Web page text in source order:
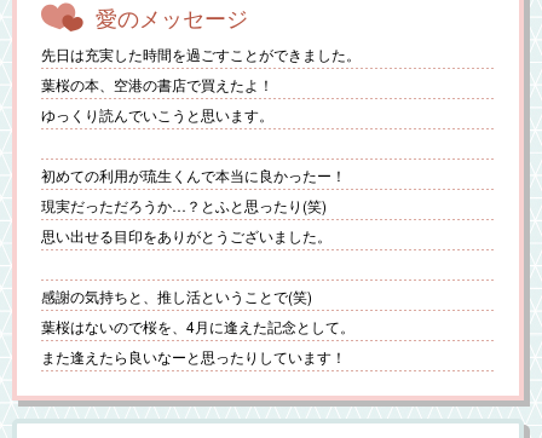
愛のメッセージ
先日は充実した時間を過ごすことができました。
葉桜の本、空港の書店で買えたよ！
ゆっくり読んでいこうと思います。
初めての利用が琉生くんで本当に良かったー！
現実だっただろうか…？とふと思ったり(笑)
思い出せる目印をありがとうございました。
感謝の気持ちと、推し活ということで(笑)
葉桜はないので桜を、4月に逢えた記念として。
また逢えたら良いなーと思ったりしています！